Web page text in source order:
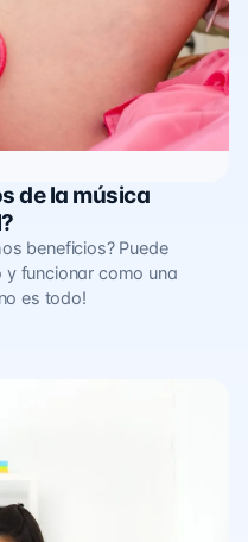
de la música
beneficios? Puede
funcionar como una
es todo!